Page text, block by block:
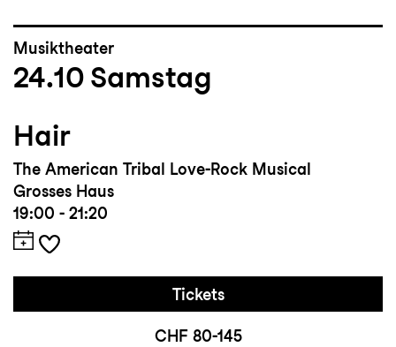
Musiktheater
24.10 Samstag
Hair
The American Tribal Love-Rock Musical
Grosses Haus
19:00 - 21:20
Tickets
CHF 80-145